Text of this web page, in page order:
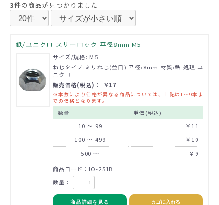
3件の商品が見つかりました
鉄/ユニクロ スリーロック 平径8mm M5
サイズ/規格: M5
ねじタイプ:ミリねじ(並目) 平径:8mm 材質:鉄 処理:ユ
ニクロ
販売価格(税込)： ￥17
※本数により価格が異なる商品については、上記は1～9本ま
での価格となります。
数量
単価(税込)
10 ～ 99
￥11
100 ～ 499
￥10
500 ～
￥9
商品コード：IO-251B
数量：
商品詳細を見る カゴに入れる